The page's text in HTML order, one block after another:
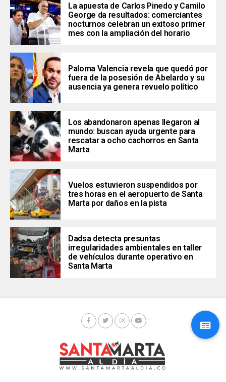
La apuesta de Carlos Pinedo y Camilo
George da resultados: comerciantes
nocturnos celebran un exitoso primer
mes con la ampliación del horario
Paloma Valencia revela que quedó por
fuera de la posesión de Abelardo y su
ausencia ya genera revuelo político
Los abandonaron apenas llegaron al
mundo: buscan ayuda urgente para
rescatar a ocho cachorros en Santa
Marta
Vuelos estuvieron suspendidos por
tres horas en el aeropuerto de Santa
Marta por daños en la pista
Dadsa detecta presuntas
irregularidades ambientales en taller
de vehículos durante operativo en
Santa Marta